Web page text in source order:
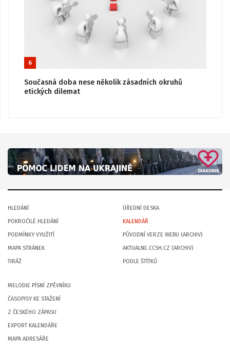
6
Současná doba nese několik zásadních okruhů
etických dilemat
HLEDÁNÍ
POKROČILÉ HLEDÁNÍ
PODMÍNKY VYUŽITÍ
MAPA STRÁNEK
TIRÁŽ
ÚŘEDNÍ DESKA
KALENDÁŘ
PŮVODNÍ VERZE WEBU (ARCHIV)
AKTUALNE.CCSH.CZ (ARCHIV)
PODLE ŠTÍTKŮ
MELODIE PÍSNÍ ZPĚVNÍKU
ČASOPISY KE STAŽENÍ
Z ČESKÉHO ZÁPASU
EXPORT KALENDÁŘE
MAPA ADRESÁŘE